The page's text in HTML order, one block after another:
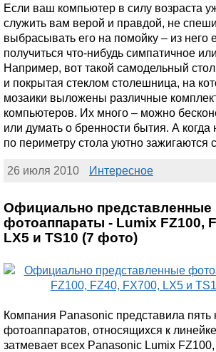
Если ваш компьютер в силу возраста
служить вам верой и правдой, не
выбрасывать его на помойку – из него
получиться что-нибудь симпатичное
Например, вот такой самодельный
и покрытая стеклом столешница, на
мозаики выложены различные
компьютеров. Их много – можно
или думать о бренности бытия. А когда
по периметру стола уютно зажигаются
26 июля 2010 Интересное
Официально представленные
фотоаппараты - Lumix FZ100,
LX5 и TS10 (7 фото)
Компания Panasonic представила
фотоаппаратов, относящихся к
затмевает всех Panasonic Lumix